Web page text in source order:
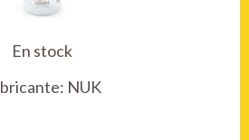
En stock
NUK